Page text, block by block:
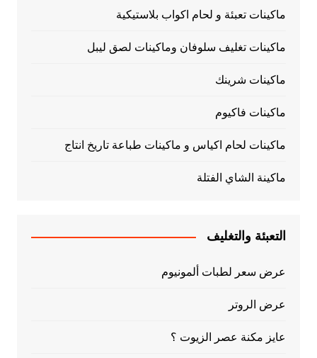
ماكينات تعبئة و لحام اكواب بلاستيكية
ماكينات تغليف سلوفان وماكينات لصق ليبل
ماكينات شرينك
ماكينات فاكيوم
ماكينات لحام اكياس و ماكينات طباعة تاريخ انتاج
ماكينة الشاي الفتلة
التعبئة والتغليف
عرض سعر لطبات ألمونيوم
عرض الروتر
عايز مكنة عصر الزيوت ؟